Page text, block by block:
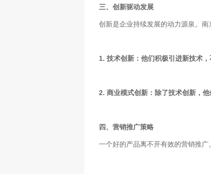
三、创新驱动发展
创新是企业持续发展的动力源泉。南
1. 技术创新：他们积极引进新技术
2. 商业模式创新：除了技术创新，
四、营销推广策略
一个好的产品离不开有效的营销推广